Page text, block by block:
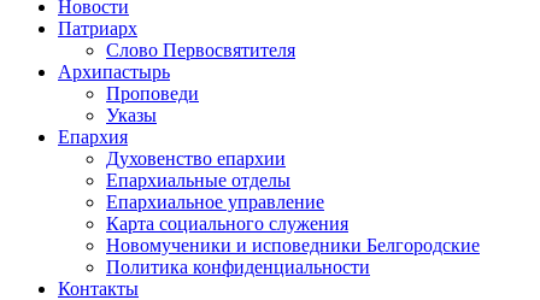
Новости
Патриарх
Слово Первосвятителя
Архипастырь
Проповеди
Указы
Епархия
Духовенство епархии
Епархиальные отделы
Епархиальное управление
Карта социального служения
Новомученики и исповедники Белгородские
Политика конфиденциальности
Контакты